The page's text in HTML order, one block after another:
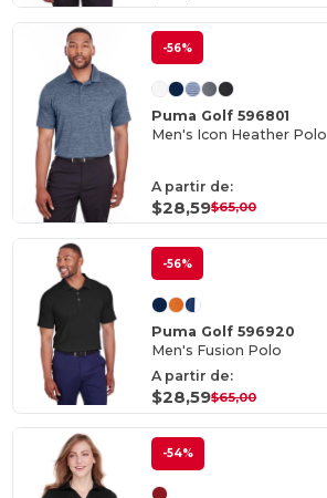
-56%
Puma Golf 596801
Men's Icon Heather Polo
A partir de:
$28,59$65,00
-56%
Puma Golf 596920
Men's Fusion Polo
A partir de:
$28,59$65,00
-54%